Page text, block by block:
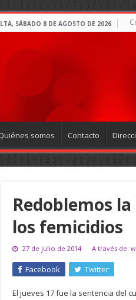
SÁBADO 8 DE AGOSTO DE 2026
somos Contacto
Redoblemos
los femicidios
27 de julio de 2014 A través de:
Facebook Twitter
El jueves 17 fue la sentencia del